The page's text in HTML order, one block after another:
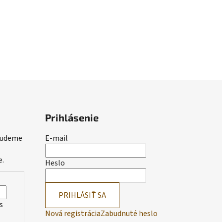
Prihlásenie
E-mail
Heslo
PRIHLÁSIŤ SA
Nová registráciaZabudnuté heslo